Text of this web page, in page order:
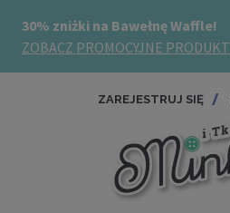
ZAREJESTRUJ SIĘ